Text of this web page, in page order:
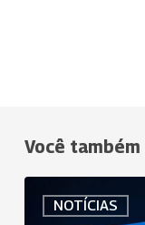
Você
NOTÍCIAS